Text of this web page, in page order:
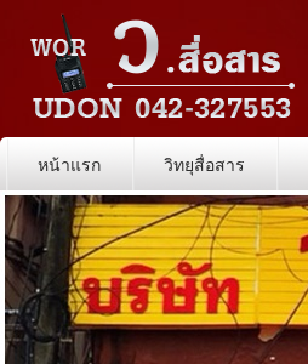
หน้าแรก วิทยุสื่อสาร